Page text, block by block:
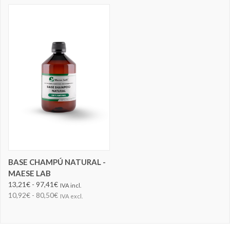
BASE CHAMPÚ NATURAL -
MAESE LAB
13,21€ - 97,41€ IVA incl.
10,92€ - 80,50€ IVA excl.